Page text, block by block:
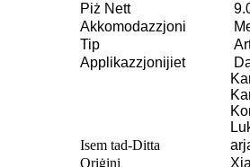
Piż Nett
Akkomodazzjoni
Tip
Applikazzjonijiet
Isem tad-Ditta
Oriġini